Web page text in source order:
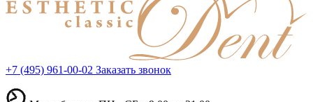
+7 (495) 961-00-02 Заказать звонок